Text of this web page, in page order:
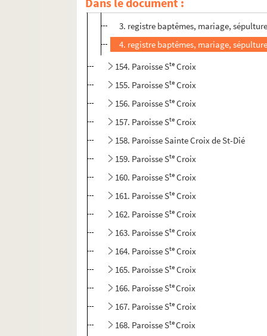
2. registre des mariages 1666-1701 et
3. registre baptêmes, mariage,
4. registre baptêmes, mariage,
154. Paroisse Ste Croix
155. Paroisse Ste Croix
156. Paroisse Ste Croix
157. Paroisse Ste Croix
158. Paroisse Sainte Croix de St-Dié
159. Paroisse Ste Croix
160. Paroisse Ste Croix
161. Paroisse Ste Croix
162. Paroisse Ste Croix
163. Paroisse Ste Croix
164. Paroisse Ste Croix
165. Paroisse Ste Croix
166. Paroisse SteCroix
167. Paroisse Ste Croix
168. Paroisse SteCroix